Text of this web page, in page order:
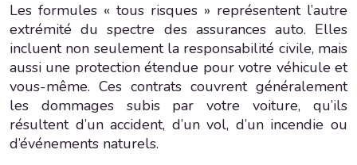
Les formules « tous risques » représentent l’autre
extrémité du spectre des assurances auto. Elles
incluent non seulement la responsabilité civile, mais
aussi une protection étendue pour votre véhicule et
vous-même. Ces contrats couvrent généralement
les dommages subis par votre voiture, qu’ils
résultent d’un accident, d’un vol, d’un incendie ou
d’événements naturels.